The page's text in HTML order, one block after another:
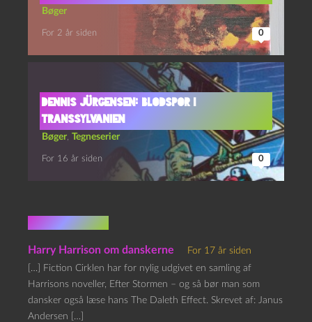
Bøger
For 2 år siden 0
Dennis Jürgensen: Blodspor i
Transsylvanien
Bøger, Tegneserier
For 16 år siden 0
1 kommentar
Harry Harrison om danskerne
For 17 år siden
[…] Fiction Cirklen har for nylig udgivet en samling af
Harrisons noveller, Efter Stormen – og så bør man som
dansker også læse hans The Daleth Effect. Skrevet af: Janus
Andersen […]